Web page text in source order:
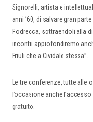
Signorelli, artista e
anni ’60, di salvare gran
Podrecca, sottraendoli alla
incontri approfondiremo
Friuli che a Cividale stessa”.
Le tre conferenze, tutte alle
l’occasione anche
gratuito.